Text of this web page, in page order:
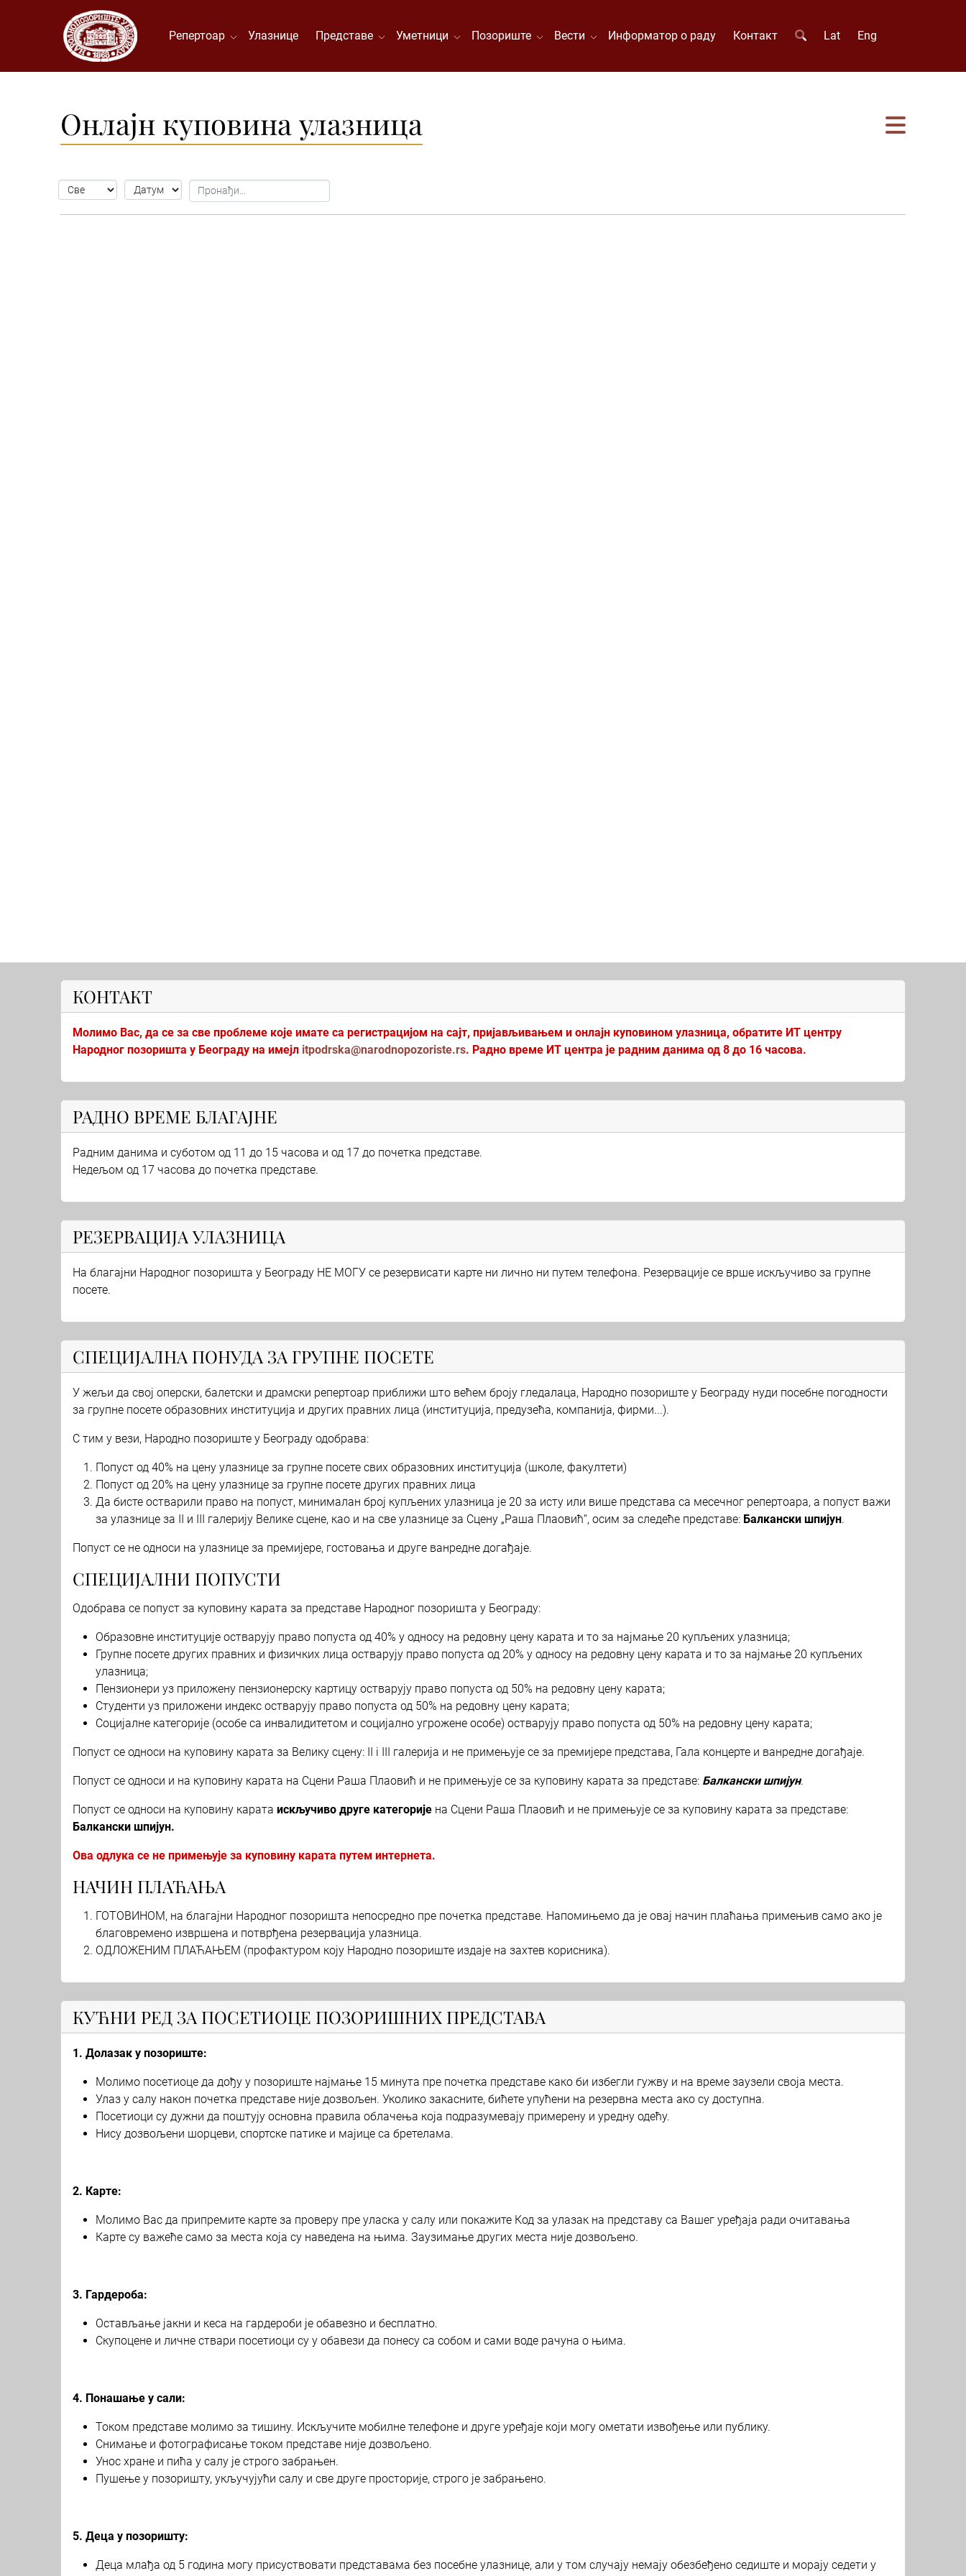
Репертоар Улазнице Представе Уметници Позориште Вести Информатор о раду Контакт Lat Eng
Онлајн куповина улазница
КОНТАКТ
Молимо Вас, да се за све проблеме које имате са регистрацијом на сајт, пријављивањем и онлајн куповином улазница, обратите ИТ центру
Народног позоришта у Београду на имејл itpodrska@narodnopozoriste.rs. Радно време ИТ центра је радним данима од 8 до 16 часова.
РАДНО ВРЕМЕ БЛАГАЈНЕ
Радним данима и суботом од 11 до 15 часова и од 17 до почетка представе.
Недељом од 17 часова до почетка представе.
РЕЗЕРВАЦИЈА УЛАЗНИЦА
На благајни Народног позоришта у Београду НЕ МОГУ се резервисати карте ни лично ни путем телефона. Резервације се врше искључиво за групне
посете.
СПЕЦИЈАЛНА ПОНУДА ЗА ГРУПНЕ ПОСЕТЕ
У жељи да свој оперски, балетски и драмски репертоар приближи што већем броју гледалаца, Народно позориште у Београду нуди посебне погодности
за групне посете образовних институција и других правних лица (институција, предузећа, компанија, фирми...).
С тим у вези, Народно позориште у Београду одобрава:
Попуст од 40% на цену улазнице за групне посете свих образовних институција (школе, факултети)
Попуст од 20% на цену улазнице за групне посете других правних лица
Да бисте остварили право на попуст, минималан број купљених улазница је 20 за исту или више представа са месечног репертоара, а попуст важи
за улазнице за II и III галерију Велике сцене, као и на све улазнице за Сцену „Раша Плаовић“, осим за следеће представе: Балкански шпијун.
Попуст се не односи на улазнице за премијере, гостовања и друге ванредне догађаје.
СПЕЦИЈАЛНИ ПОПУСТИ
Одобрава се попуст за куповину карата за представе Народног позоришта у Београду:
Образовне институције остварују право попуста од 40% у односу на редовну цену карата и то за најмање 20 купљених улазница;
Групне посете других правних и физичких лица остварују право попуста од 20% у односу на редовну цену карата и то за најмање 20 купљених
улазница;
Пензионери уз приложену пензионерску картицу остварују право попуста од 50% на редовну цену карата;
Студенти уз приложени индекс остварују право попуста од 50% на редовну цену карата;
Социјалне категорије (особе са инвалидитетом и социјално угрожене особе) остварују право попуста од 50% на редовну цену карата;
Попуст се односи на куповину карата за Велику сцену: II i III галерија и не примењује се за премијере представа, Гала концерте и ванредне догађаје.
Попуст се односи и на куповину карата на Сцени Раша Плаовић и не примењује се за куповину карата за представе: Балкански шпијун.
Попуст се односи на куповину карата искључиво друге категорије на Сцени Раша Плаовић и не примењује се за куповину карата за представе:
Балкански шпијун.
Ова одлука се не примењује за куповину карата путем интернета.
НАЧИН ПЛАЋАЊА
ГОТОВИНОМ, на благајни Народног позоришта непосредно пре почетка представе. Напомињемо да је овај начин плаћања примењив само ако је
благовремено извршена и потврђена резервација улазница.
ОДЛОЖЕНИМ ПЛАЋАЊЕМ (профактуром коју Народно позориште издаје на захтев корисника).
КУЋНИ РЕД ЗА ПОСЕТИОЦЕ ПОЗОРИШНИХ ПРЕДСТАВА
1. Долазак у позориште:
Молимо посетиоце да дођу у позориште најмање 15 минута пре почетка представе како би избегли гужву и на време заузели своја места.
Улаз у салу након почетка представе није дозвољен. Уколико закасните, бићете упућени на резервна места ако су доступна.
Посетиоци су дужни да поштују основна правила облачења која подразумевају примерену и уредну одећу.
Нису дозвољени шорцеви, спортске патике и мајице са бретелама.
2. Карте:
Молимо Вас да припремите карте за проверу пре уласка у салу или покажите Код за улазак на представу са Вашег уређаја ради очитавања
Карте су важеће само за места која су наведена на њима. Заузимање других места није дозвољено.
3. Гардероба:
Остављање јакни и кеса на гардероби је обавезно и бесплатно.
Скупоцене и личне ствари посетиоци су у обавези да понесу са собом и сами воде рачуна о њима.
4. Понашање у сали:
Током представе молимо за тишину. Искључите мобилне телефоне и друге уређаје који могу ометати извођење или публику.
Снимање и фотографисање током представе није дозвољено.
Унос хране и пића у салу је строго забрањен.
Пушење у позоришту, укључујући салу и све друге просторије, строго је забрањено.
5. Деца у позоришту:
Деца млађа од 5 година могу присуствовати представама без посебне улазнице, али у том случају немају обезбеђено седиште и морају седети у